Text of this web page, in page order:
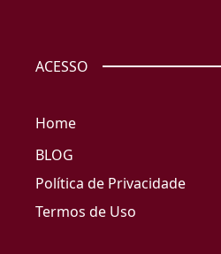
ACESSO
Home
BLOG
Política de Privacidade
Termos de Uso